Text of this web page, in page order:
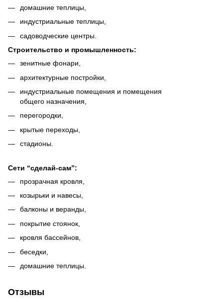
домашние теплицы,
индустриальные теплицы,
садоводческие центры.
Строительство и промышленность:
зенитные фонари,
архитектурные постройки,
индустриальные помещения и помещения
общего назначения,
перегородки,
крытые переходы,
стадионы.
Сети “cделай-cам”:
прозрачная кровля,
козырьки и навесы,
балконы и веранды,
покрытие стоянок,
кровля бассейнов,
беседки,
домашние теплицы.
Отзывы